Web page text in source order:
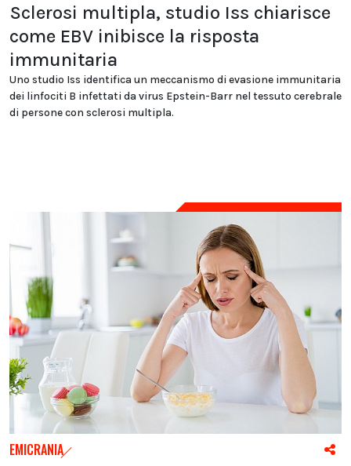
Sclerosi multipla, studio Iss chiarisce
come EBV inibisce la risposta
immunitaria
Uno studio Iss identifica un meccanismo di evasione immunitaria
dei linfociti B infettati da virus Epstein-Barr nel tessuto cerebrale
di persone con sclerosi multipla.
EMICRANIA